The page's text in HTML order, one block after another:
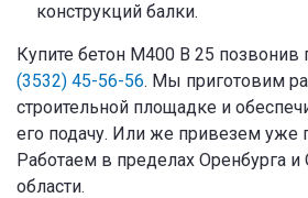
конструкций балки.
Купите бетон М400 В 25 позвонив
(3532) 45-56-56. Мы приготовим
строительной площадке и
его подачу. Или же привезем уже
Работаем в пределах Оренбурга и
области.